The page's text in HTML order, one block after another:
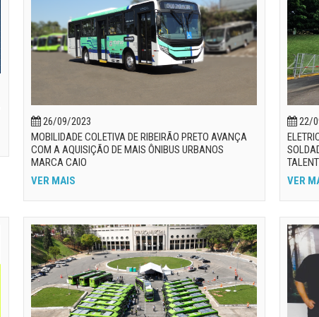
26/09/2023
MOBILIDADE COLETIVA DE RIBEIRÃO PRETO AVANÇA
COM A AQUISIÇÃO DE MAIS ÔNIBUS URBANOS
MARCA CAIO
VER MAIS
22/
VER